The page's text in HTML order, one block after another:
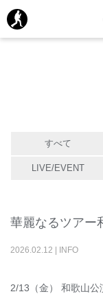
すべて
LIVE/EVENT
華麗なるツアー
2026.02.12 INFO
2/13（金） 和歌山公